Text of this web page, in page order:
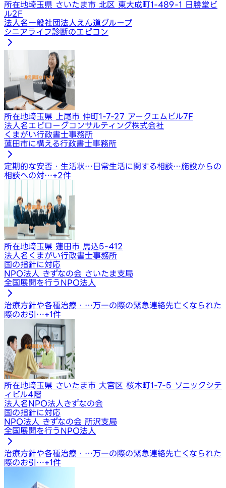
所在地埼玉県 さいたま市 北区 東大成町1-489-1 日勝堂ビ
ル2F
法人名一般社団法人えん道グループ
シニアライフ診断のエピコン
所在地埼玉県 上尾市 仲町1-7-27 アークエムビル7F
法人名エピローグコンサルティング株式会社
くまがい行政書士事務所
蓮田市に構える行政書士事務所
定期的な安否・生活状…日常生活に関する相談…施設からの
相談への対…+2件
所在地埼玉県 蓮田市 馬込5-412
法人名 くまがい行政書士事務所
国の指針に対応
NPO法人 きずなの会 さいたま支局
全国展開を行うNPO法人
治療方針や各種治療・…万一の際の緊急連絡先亡くなられた
際のお引…+1件
所在地埼玉県 さいたま市 大宮区 桜木町1-7-5 ソニックシテ
ィビル4階
法人名NPO法人きずなの会
国の指針に対応
NPO法人 きずなの会 所沢支局
全国展開を行うNPO法人
治療方針や各種治療・…万一の際の緊急連絡先亡くなられた
際のお引…+1件